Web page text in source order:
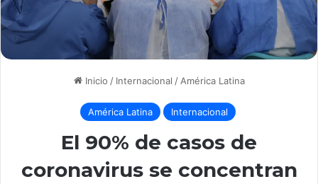
Inicio / Internacional / América Latina
América Latina Internacional
El 90% de casos de
coronavirus se concentran